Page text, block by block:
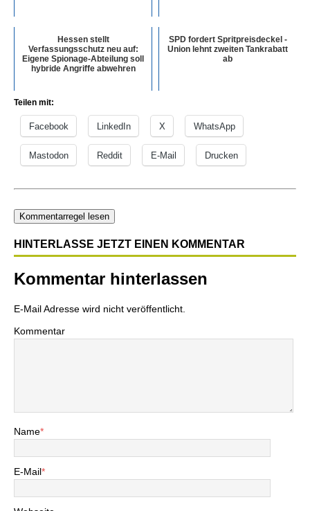
Hessen stellt
Verfassungsschutz neu auf:
Eigene Spionage-Abteilung soll
hybride Angriffe abwehren
SPD fordert Spritpreisdeckel -
Union lehnt zweiten Tankrabatt
ab
Teilen mit:
Facebook LinkedIn X WhatsApp
Mastodon Reddit E-Mail Drucken
Kommentarregel lesen
HINTERLASSE JETZT EINEN KOMMENTAR
Kommentar hinterlassen
E-Mail Adresse wird nicht veröffentlicht.
Kommentar
Name*
E-Mail*